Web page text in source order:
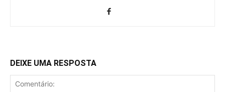
DEIXE UMA RESPOSTA